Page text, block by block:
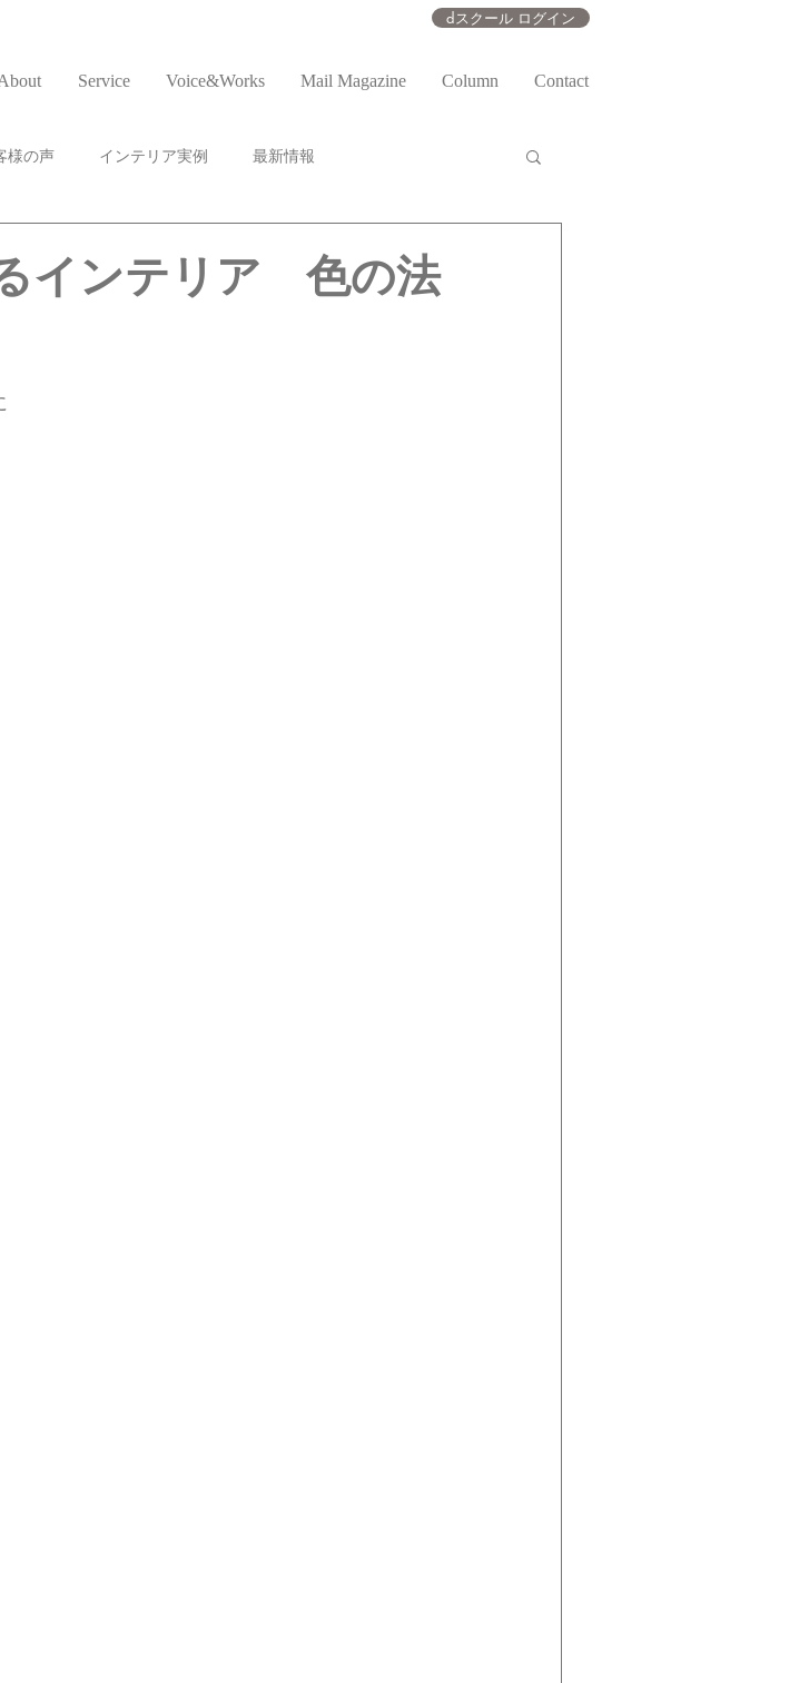
dスクール ログイン
Service Voice&Works Mail Magazine Column Contact
様の声 インテリア実例 最新情報
インテリア 色の法